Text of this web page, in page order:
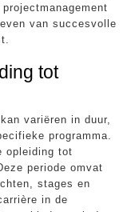
van succesvolle
tot
variëren in duur,
programma.
opleiding tot
periode omvat
stages en
in de